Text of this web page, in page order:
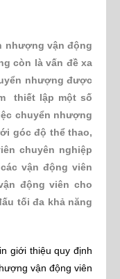
nhượng vận động
còn là vấn đề xa
nhượng được
thiết lập một số
chuyển nhượng
góc độ thể thao,
chuyên nghiệp
vận động viên
động viên cho
tối đa khả năng
giới thiệu quy định
vận động viên